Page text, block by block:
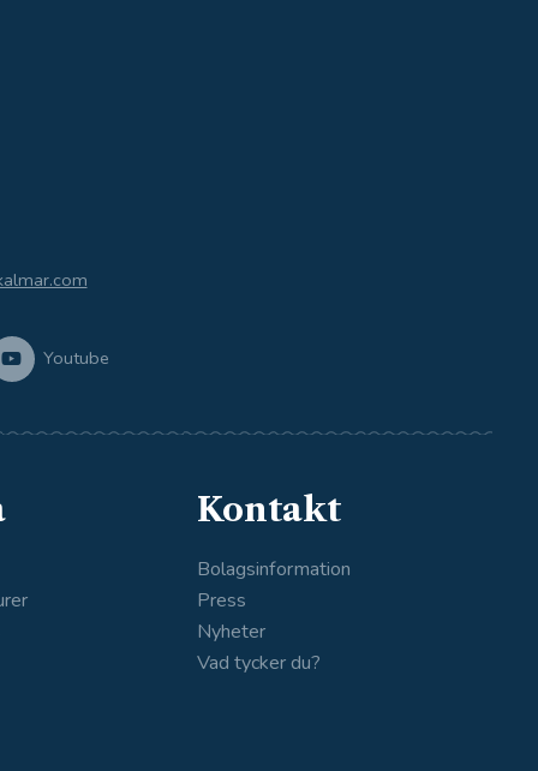
Youtube
Kontakt
Bolagsinformation
Press
Nyheter
Vad tycker du?